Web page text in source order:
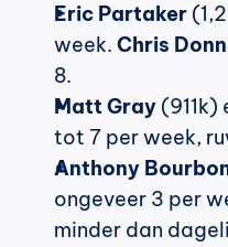
Eric Partaker
week. Chris
8.
Matt Gray (911k)
tot 7 per week,
Anthony
ongeveer 3 per
minder dan